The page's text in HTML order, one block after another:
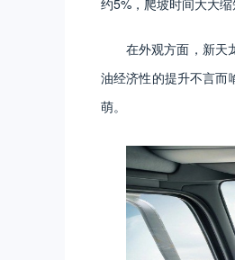
约5%，爬坡时间大大
在外观方面，新天
油经济性的提升不言而
萌。